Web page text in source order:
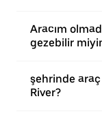
Aracım
gezebilir
şehrinde
River?